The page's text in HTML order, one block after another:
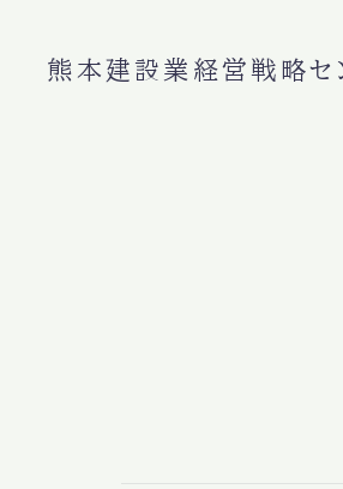
熊本建設業経営戦略セ